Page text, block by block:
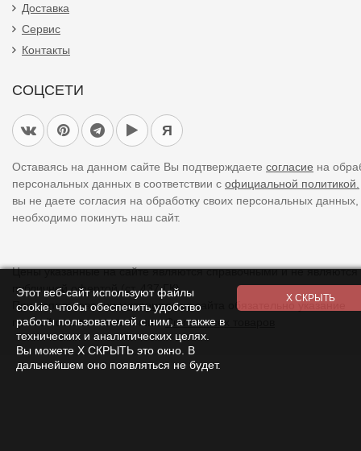
Доставка
Сервис
Контакты
СОЦСЕТИ
Я
Оставаясь на данном сайте Вы подтверждаете согласие на
персональных данных в соответствии с официальной политикой.
вы не даете согласия на обработку своих персональных
необходимо покинуть наш сайт.
Цены указанные на сайте являются справочными и не являются
публичной офертой (ст. 437 ГК).
При использованииматериаловс сайта обязательно указание
прямой ссылки на источник.Список всех товаров
Этот веб-сайт используют файлы
cookie, чтобы обеспечить удобство
работы пользователей с ним, а также в
технических и аналитических целях.
Вы можете Х СКРЫТЬ это окно. В
дальнейшем оно появляться не будет.